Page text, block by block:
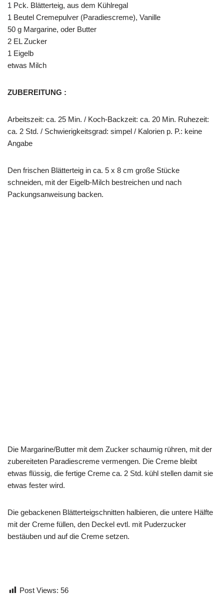
1 Pck. Blätterteig, aus dem Kühlregal
1 Beutel Cremepulver (Paradiescreme), Vanille
50 g Margarine, oder Butter
2 EL Zucker
1 Eigelb
etwas Milch
ZUBEREITUNG :
Arbeitszeit: ca. 25 Min. / Koch-Backzeit: ca. 20 Min. Ruhezeit:
ca. 2 Std. / Schwierigkeitsgrad: simpel / Kalorien p. P.: keine
Angabe
Den frischen Blätterteig in ca. 5 x 8 cm große Stücke
schneiden, mit der Eigelb-Milch bestreichen und nach
Packungsanweisung backen.
Die Margarine/Butter mit dem Zucker schaumig rühren, mit der
zubereiteten Paradiescreme vermengen. Die Creme bleibt
etwas flüssig, die fertige Creme ca. 2 Std. kühl stellen damit sie
etwas fester wird.
Die gebackenen Blätterteigschnitten halbieren, die untere Hälfte
mit der Creme füllen, den Deckel evtl. mit Puderzucker
bestäuben und auf die Creme setzen.
Post Views: 56